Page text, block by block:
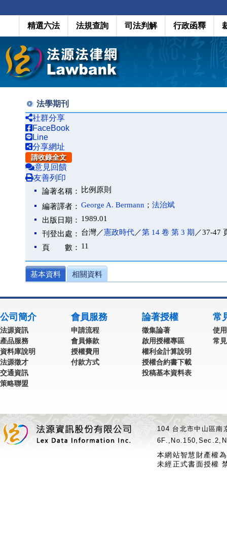
精選六法 法規查詢 司法判解 行政函釋
法學期刊
社群分享
FaceBook
Line
分享網址
請收錄全文
意見回饋
友善列印
論著名稱： 比例原則
編著譯者： George A. Bermann ； 法治斌
出版日期： 1989.01
刊登出處： 台灣／憲政時代／第 14 卷 第 3 期 ／37-47
頁 數： 11
基本資料 相關資料
公司簡介
法源資訊
產品服務
資料庫說明
法源徵才
交通資訊
策略聯盟
會員服務
申請流程
會員條款
授權費用
付款方式
論著授權
徵集論著
啟用授權專區
權利金計算說明
授權合約書下載
投稿基本資料表
常
使
常
104 台北市中山區
本網站智慧財產權
未經正式書面授權